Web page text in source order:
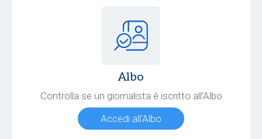
Albo
Controlla se un giornalista è iscritto all’Albo
Accedi all'Albo